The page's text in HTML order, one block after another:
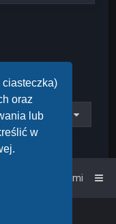
ciasteczka)
oraz
lub
w
Przejdź do
Kontakt z nami